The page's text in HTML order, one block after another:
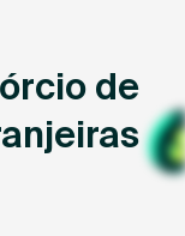
de